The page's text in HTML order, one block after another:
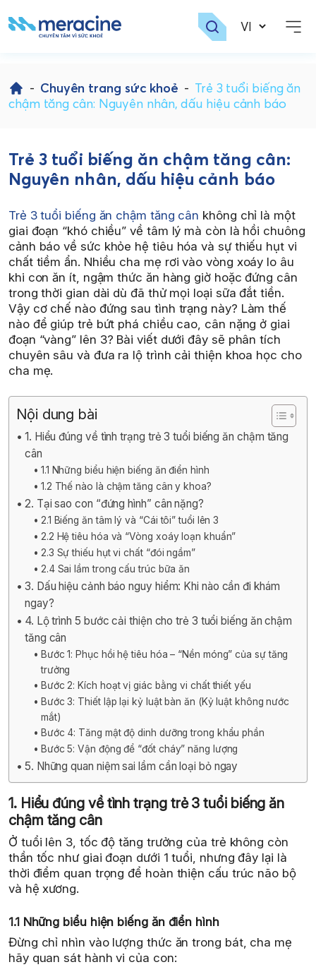
to
content
- Chuyên trang sức khoẻ - Trẻ 3 tuổi biếng ăn
chậm tăng cân: Nguyên nhân, dấu hiệu cảnh báo
Trẻ 3 tuổi biếng ăn chậm tăng cân:
Nguyên nhân, dấu hiệu cảnh báo
Trẻ 3 tuổi biếng ăn chậm tăng cân không chỉ là một
giai đoạn “khó chiều” về tâm lý mà còn là hồi chuông
cảnh báo về sức khỏe hệ tiêu hóa và sự thiếu hụt vi
chất tiềm ẩn. Nhiều cha mẹ rơi vào vòng xoáy lo âu
khi con ăn ít, ngậm thức ăn hàng giờ hoặc đứng cân
trong thời gian dài dù đã thử mọi loại sữa đắt tiền.
Vậy cơ chế nào đứng sau tình trạng này? Làm thế
nào để giúp trẻ bứt phá chiều cao, cân nặng ở giai
đoạn “vàng” lên 3? Bài viết dưới đây sẽ phân tích
chuyên sâu và đưa ra lộ trình cải thiện khoa học cho
cha mẹ.
Nội dung bài
1. Hiểu đúng về tình trạng trẻ 3 tuổi biếng ăn chậm tăng
cân
1.1 Những biểu hiện biếng ăn điển hình
1.2 Thế nào là chậm tăng cân y khoa?
2. Tại sao con “đứng hình” cân nặng?
2.1 Biếng ăn tâm lý và “Cái tôi” tuổi lên 3
2.2 Hệ tiêu hóa và “Vòng xoáy loạn khuẩn”
2.3 Sự thiếu hụt vi chất “đói ngầm”
2.4 Sai lầm trong cấu trúc bữa ăn
3. Dấu hiệu cảnh báo nguy hiểm: Khi nào cần đi khám
ngay?
4. Lộ trình 5 bước cải thiện cho trẻ 3 tuổi biếng ăn chậm
tăng cân
Bước 1: Phục hồi hệ tiêu hóa – “Nền móng” của sự tăng
trưởng
Bước 2: Kích hoạt vị giác bằng vi chất thiết yếu
Bước 3: Thiết lập lại kỷ luật bàn ăn (Kỷ luật không nước
mắt)
Bước 4: Tăng mật độ dinh dưỡng trong khẩu phần
Bước 5: Vận động để “đốt cháy” năng lượng
5. Những quan niệm sai lầm cần loại bỏ ngay
1. Hiểu đúng về tình trạng trẻ 3 tuổi biếng ăn
chậm tăng cân
Ở tuổi lên 3, tốc độ tăng trưởng của trẻ không còn
thần tốc như giai đoạn dưới 1 tuổi, nhưng đây lại là
thời điểm quan trọng để hoàn thiện cấu trúc não bộ
và hệ xương.
1.1 Những biểu hiện biếng ăn điển hình
Đừng chỉ nhìn vào lượng thức ăn trong bát, cha mẹ
hãy quan sát hành vi của con: